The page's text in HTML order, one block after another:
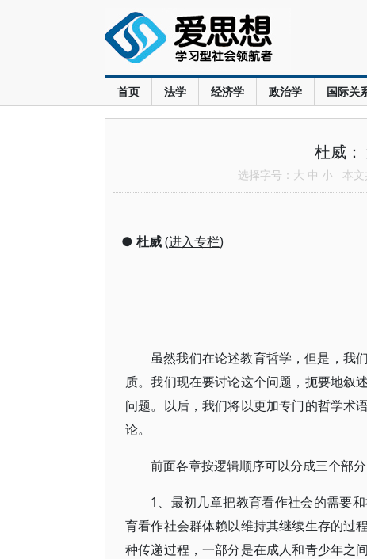
首页 法学 经济学 政治学 国际关
杜威：
选择字号： 大 中 小 本文
● 杜威(进入专栏)
虽然我们在论述教育哲学，但是，我
质。我们现在要讨论这个问题，扼要地叙
问题。以后，我们将以更加专门的哲学术
论。
前面各章按逻辑顺序可以分成三个部分
1、最初几章把教育看作社会的需要
育看作社会群体赖以维持其继续生存的过
种传递过程，一部分是在成人和青少年之